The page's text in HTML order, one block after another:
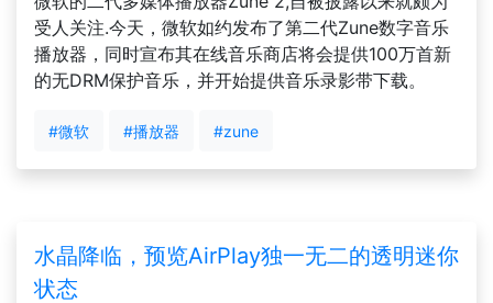
受人关注.今天，微软如约发布了第二代Zune数字音乐
播放器，同时宣布其在线音乐商店将会提供100万首新
的无DRM保护音乐，并开始提供音乐录影带下载。
#微软 #播放器 #zune
水晶降临，预览AirPlay独一无二的透明迷你
状态